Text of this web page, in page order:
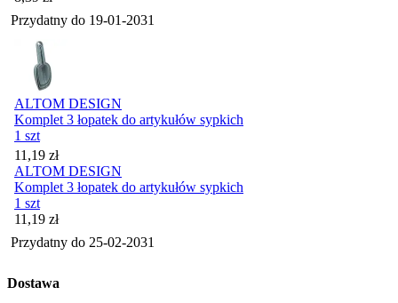
Przydatny do 19-01-2031
ALTOM DESIGN
Komplet 3 łopatek do artykułów sypkich
1 szt
Cena
11,19 zł
ALTOM DESIGN
Komplet 3 łopatek do artykułów sypkich
1 szt
Cena
11,19 zł
Przydatny do 25-02-2031
Dostawa